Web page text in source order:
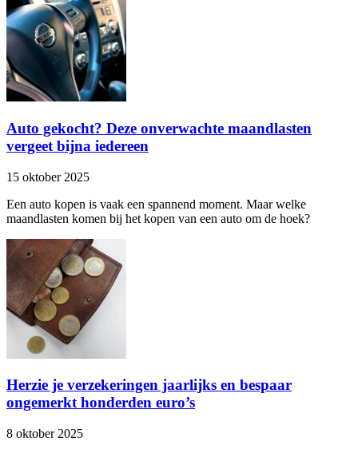
Auto gekocht? Deze onverwachte maandlasten
vergeet bijna iedereen
15 oktober 2025
Een auto kopen is vaak een spannend moment. Maar welke
maandlasten komen bij het kopen van een auto om de hoek?
Herzie je verzekeringen jaarlijks en bespaar
ongemerkt honderden euro’s
8 oktober 2025